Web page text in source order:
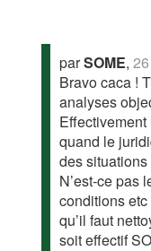
parSOME,
Bravo caca !
analyses
quand le
des
N’est-ce pas
conditions
qu’il faut
soit effectif